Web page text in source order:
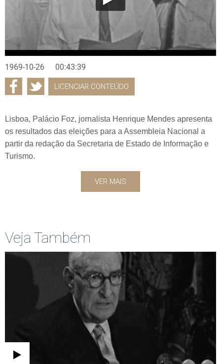
1969-10-26 00:43:39
LICENCIAR CONTEÚDO
Lisboa, Palácio Foz, jornalista Henrique Mendes apresenta
os resultados das eleições para a Assembleia Nacional a
partir da redação da Secretaria de Estado de Informação e
Turismo.
VER MAIS
Veja Também